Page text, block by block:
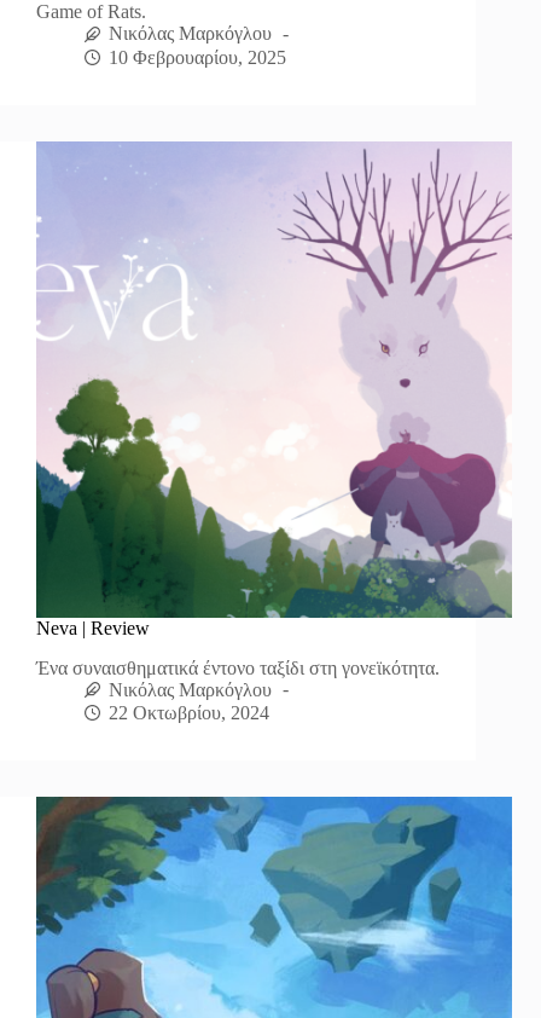
Game of Rats.
Νικόλας Μαρκόγλου
10 Φεβρουαρίου, 2025
Neva | Review
Ένα συναισθηματικά έντονο ταξίδι στη γονεϊκότητα.
Νικόλας Μαρκόγλου
22 Οκτωβρίου, 2024